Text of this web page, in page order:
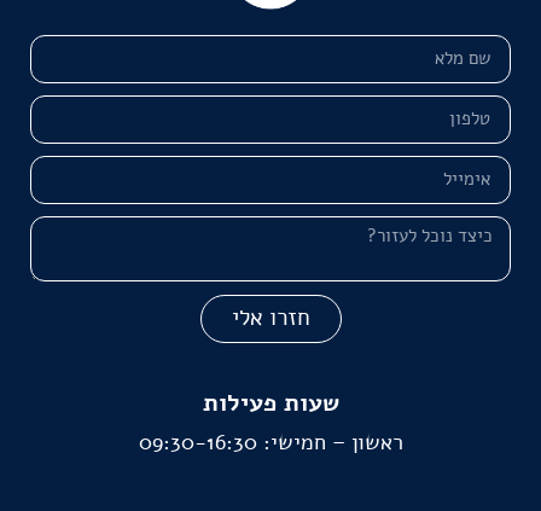
שעות פעילות
ראשון – חמישי: 09:30-16:30
חזרו אלי